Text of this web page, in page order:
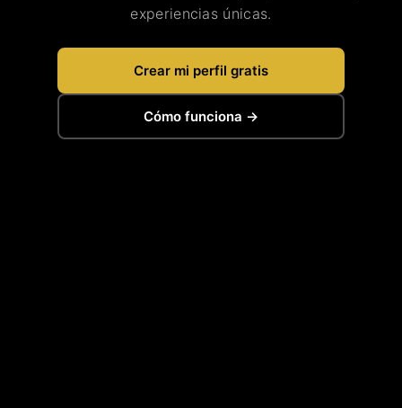
experiencias únicas.
Crear mi perfil gratis
Cómo funciona →